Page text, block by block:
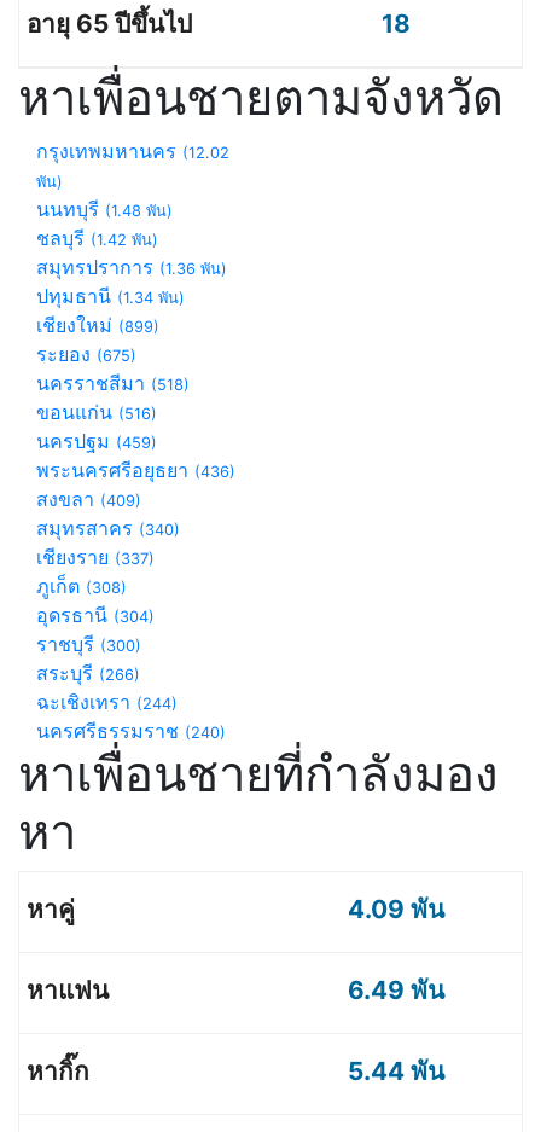
18
หาเพื่อนชายตามจังหวัด
กรุงเทพมหานคร (12.02
พัน)
นนทบุรี (1.48 พัน)
ชลบุรี (1.42 พัน)
สมุทรปราการ (1.36 พัน)
ปทุมธานี (1.34 พัน)
เชียงใหม่ (899)
ระยอง (675)
นครราชสีมา (518)
ขอนแก่น (516)
นครปฐม (459)
พระนครศรีอยุธยา (436)
สงขลา (409)
สมุทรสาคร (340)
เชียงราย (337)
ภูเก็ต (308)
อุดรธานี (304)
ราชบุรี (300)
สระบุรี (266)
ฉะเชิงเทรา (244)
นครศรีธรรมราช (240)
หาเพื่อนชายที่กำลังมอง
หา
4.09 พัน
6.49 พัน
5.44 พัน